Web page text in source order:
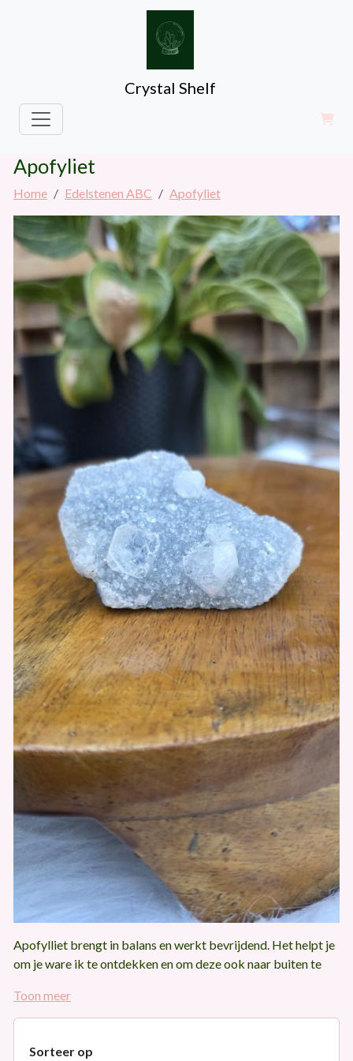
Crystal Shelf
Apofyliet
Home Edelstenen ABC Apofyliet
Apofylliet brengt in balans en werkt bevrijdend. Het helpt je
om je ware ik te ontdekken en om deze ook naar buiten te
rust en een tevreden gevoel. Hierdoor vermindert het angst,
stress, zorgen, onzekerheid en vermindert druk, blokkades
Toon meer
Sorteer op